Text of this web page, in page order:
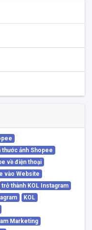
thước ảnh Shopee
về điện thoại
vào Website
trở thành KOL Instagram
KOL
Marketing